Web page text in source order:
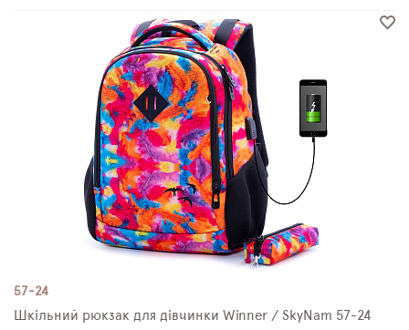
57-24
Шкільний рюкзак для дівчинки Winner / SkyNam 57-24